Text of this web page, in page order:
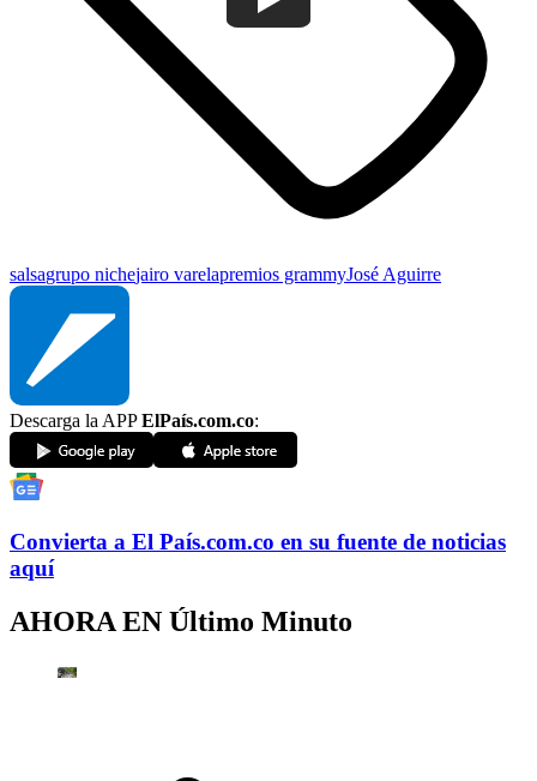
salsagrupo nichejairo varelapremios grammyJosé Aguirre
Descarga la APPElPaís.com.co:
Convierta a El País.com.co en su fuente de noticias
aquí
AHORA EN Último Minuto